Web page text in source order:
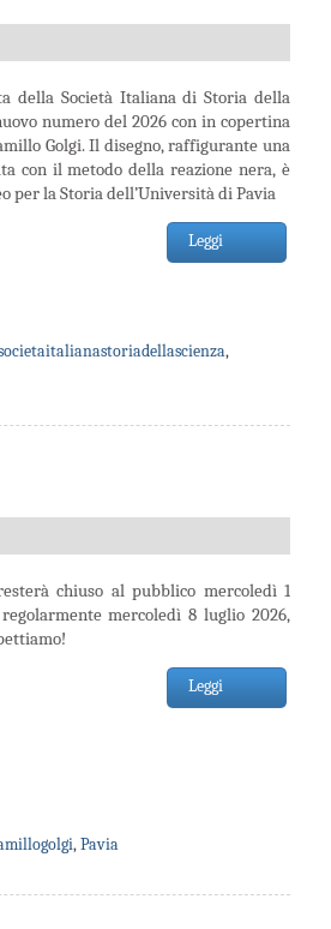
della Società Italiana di Storia della
numero del 2026 con in copertina
Golgi. Il disegno, raffigurante una
con il metodo della reazione nera, è
per la Storia dell’Università di Pavia
Leggi
,
chiuso al pubblico mercoledì 1
mercoledì 8 luglio 2026,
Leggi
,Pavia